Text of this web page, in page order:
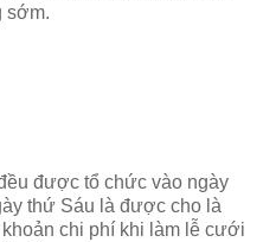
sớm.
được tổ chức vào ngày
thứ Sáu là được cho là
chi phí khi làm lễ cưới